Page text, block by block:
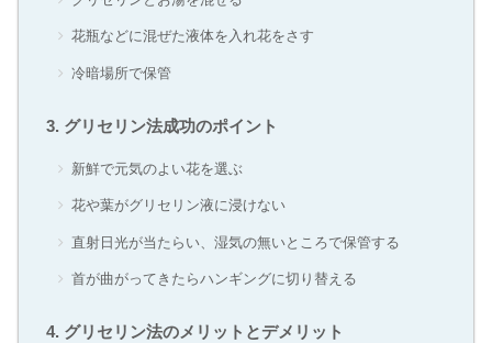
花瓶などに混ぜた液体を入れ花をさす
冷暗場所で保管
グリセリン法成功のポイント
新鮮で元気のよい花を選ぶ
花や葉がグリセリン液に浸けない
直射日光が当たらい、湿気の無いところで保管する
首が曲がってきたらハンギングに切り替える
グリセリン法のメリットとデメリット